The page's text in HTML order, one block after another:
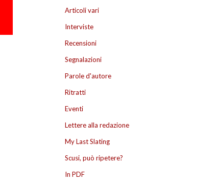
Articoli vari
Interviste
Recensioni
Segnalazioni
Parole d'autore
Ritratti
Eventi
Lettere alla redazione
My Last Slating
Scusi, può ripetere?
In PDF